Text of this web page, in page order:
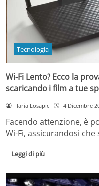
Tecnologia
Wi-Fi Lento? Ecco la
scaricando i film a tue
Ilaria Losapio 4 Dicembre
Facendo attenzione, è
Wi-Fi, assicurandosi
Leggi di più